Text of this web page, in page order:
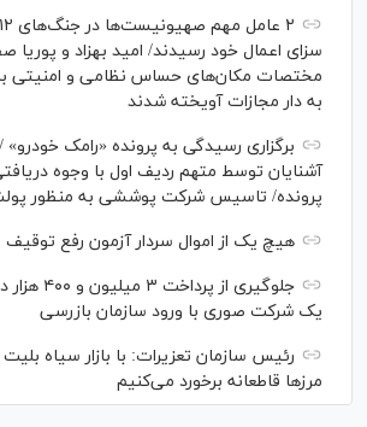
سزای اعمال خود رسیدند/ امید بهزاد و پوریا
مختصات مکان‌های حساس نظامی و امنیتی
به دار مجازات آویخته شدند
برگزاری رسیدگی به پرونده «رامک
آشنایان توسط متهم ردیف اول با وجوه
پرونده/ تاسیس شرکت پوششی به منظور
هیچ یک از اموال سردار آزمون رفع
جلوگیری از
یک شرکت صوری با ورود سازمان بازرسی
رئیس سازمان تعزیرات: با بازار سیاه بلیت
مرز‌ها قاطعانه برخورد می‌کنیم